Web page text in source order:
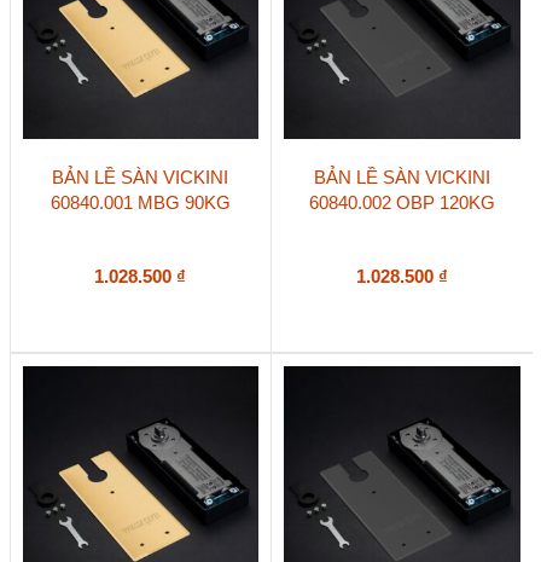
BẢN LỀ SÀN VICKINI
60840.001 MBG 90KG
1.028.500 ₫
BẢN LỀ SÀN VICKINI
60840.002 OBP 120KG
1.028.500 ₫